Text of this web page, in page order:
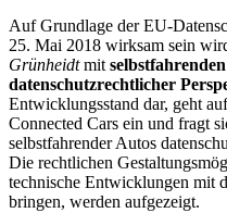
Auf Grundlage der EU-
25. Mai 2018 wirksam sein
Grünheidtmit
datenschutzrechtlicher
Entwicklungsstand dar, geht
Connected Cars ein und fragt
selbstfahrender Autos
Die rechtlichen
technische Entwicklungen mit
bringen, werden aufgezeigt.